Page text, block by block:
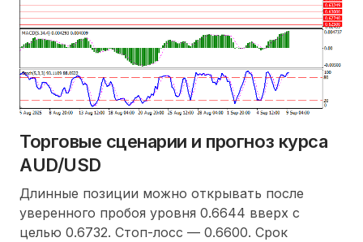
Торговые сценарии и прогноз курса
AUD/USD
Длинные позиции можно открывать после
уверенного пробоя уровня 0.6644 вверх с
целью 0.6732. Стоп-лосс — 0.6600. Срок